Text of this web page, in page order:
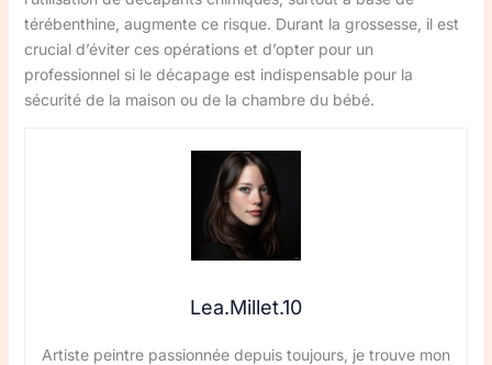
térébenthine, augmente ce risque. Durant la grossesse, il est
crucial d’éviter ces opérations et d’opter pour un
professionnel si le décapage est indispensable pour la
sécurité de la maison ou de la chambre du bébé.
Lea.Millet.10
Artiste peintre passionnée depuis toujours, je trouve mon